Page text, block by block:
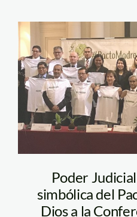
Poder
simbólica del
Dios a la